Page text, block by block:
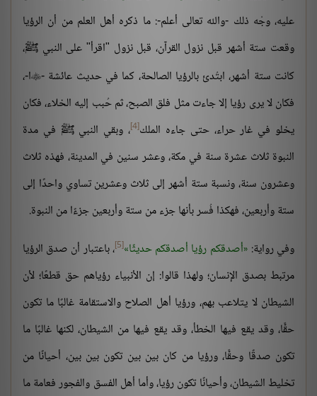
عليه، وجْه ذلك -والله تعالى أعلم-: ما ذكره أهل العلم من أن الرؤيا
وقعت ستة أشهر قبل نزول القرآن، قبل نزول "اقرأ" على النبي ﷺ،
كانت ستة أشهر، ابتُدئ بالرؤيا الصالحة، كما في حديث عائشة -ا-،
فكان لا يرى رؤيا إلا جاءت مثل فلق الصبح، ثم حُبب إليه الخلاء، فكان
يخلو في غار حراء، حتى جاءه الملك[4] ، وبقي النبي ﷺ في مدة
النبوة ثلاث عشرة سنة في مكة، وعشر سنين في المدينة، فهذه ثلاث
وعشرون سنة، ونسبة ستة أشهر إلى ثلاث وعشرين تساوي واحدًا إلى
ستة وأربعين، فهكذا فُسر بأنها جزء من ستة وأربعين جزءًا من النبوة.
وفي رواية: أصدقكم رؤيا أصدقكم حديثًا [5] ، باعتبار أن صدق الرؤيا
مرتبط بصدق الإنسان؛ ولهذا قالوا: إن الأنبياء رؤياهم حق قطعًا؛ لأن
الشيطان لا يتلاعب بهم، ورؤيا أهل الصلاح والاستقامة غالبًا ما تكون
حقًّا، وقد يقع فيها الخطأ، وقد يقع فيها من الشيطان، لكنها غالبًا ما
تكون صدقًا وحقًّا، ورؤيا من كان بين بين تكون بين بين، أحيانًا من
تخليط الشيطان، وأحيانًا تكون رؤيا، وأما أهل الفسق والفجور فعامة ما